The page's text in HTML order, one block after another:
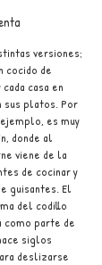
versiones;
cocido de
casa en
sus platos. Por
es muy
donde al
viene de la
de cocinar y
guisantes. El
del codillo
como parte de
siglos
deslizarse